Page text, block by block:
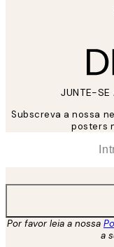
JUNTE-SE
Subscreva a nossa
posters
Por favor leia a nossa
a